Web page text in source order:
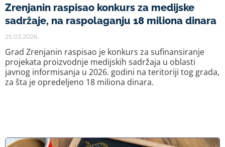
Zrenjanin raspisao konkurs za medijske
sadržaje, na raspolaganju 18 miliona dinara
25.03.2026.
Grad Zrenjanin raspisao je konkurs za sufinansiranje
projekata proizvodnje medijskih sadržaja u oblasti
javnog informisanja u 2026. godini na teritoriji tog grada,
za šta je opredeljeno 18 miliona dinara.